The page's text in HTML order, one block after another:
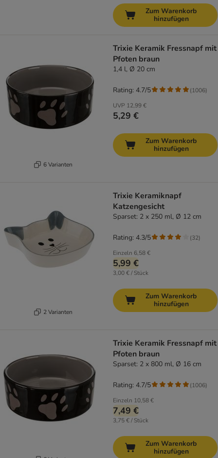
Zum Warenkorb
hinzufügen
6 Varianten
Trixie Keramik Fressnapf mit
Pfoten braun
1,4 l, Ø 20 cm
UVP 12,99 €
5,29 €
Rating: 4.7/5 (1006)
Zum Warenkorb
hinzufügen
2 Varianten
Trixie Keramiknapf
Katzengesicht
Sparset: 2 x 250 ml, Ø 12 cm
Einzeln 6,58 €
5,99 €
3,00 € / Stück
Rating: 4.3/5 (32)
Zum Warenkorb
hinzufügen
Trixie Keramik Fressnapf mit
Pfoten braun
Sparset: 2 x 800 ml, Ø 16 cm
Einzeln 10,58 €
7,49 €
3,75 € / Stück
Rating: 4.7/5 (1006)
Zum Warenkorb
hinzufügen